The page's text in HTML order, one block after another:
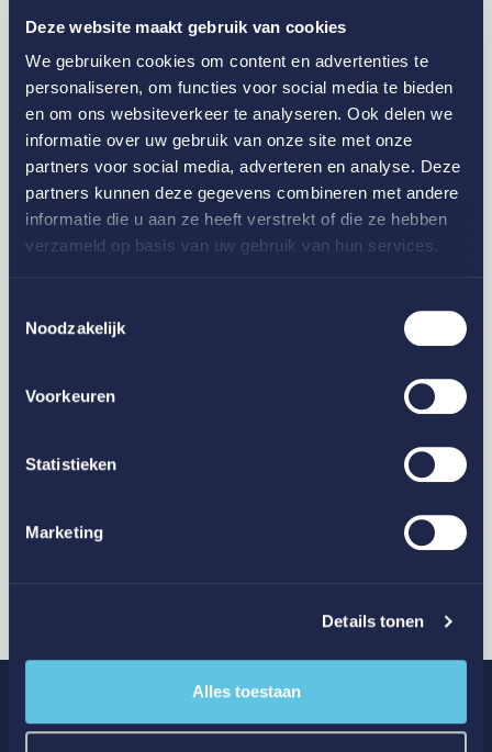
Deze website maakt gebruik van cookies
We gebruiken cookies om content en advertenties te
personaliseren, om functies voor social media te bieden
en om ons websiteverkeer te analyseren. Ook delen we
informatie over uw gebruik van onze site met onze
partners voor social media, adverteren en analyse. Deze
partners kunnen deze gegevens combineren met andere
informatie die u aan ze heeft verstrekt of die ze hebben
verzameld op basis van uw gebruik van hun services.
Noodzakelijk
Voorkeuren
Statistieken
Marketing
Details tonen
Alles toestaan
en volg de status
Schade melden